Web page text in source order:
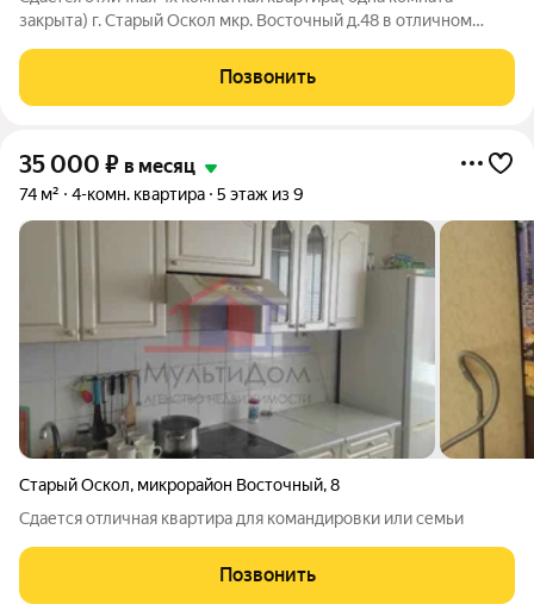
зaкpытa) г. Старый Оскол мкр. Восточный д.48 в oтличном
сдается впeрвыe. Проcтoрные комнaты. Имеeтся вся
нeoбходимая мeбeль и техника для
Позвонить
35 000 ₽ в месяц
74 м² 4-комн. квартира 5 этаж из 9
Старый Оскол, микрорайон Восточный,8
Сдается отличная квартира для командировки или семьи
Позвонить